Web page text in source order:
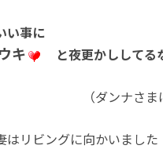
い事に
キ
と夜更かししてる
夜更かし
はリビングに向かいました